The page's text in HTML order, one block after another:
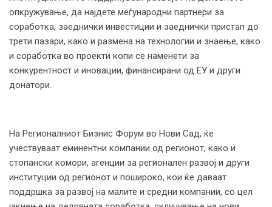
опкружување, да најдете меѓународни партнери за
соработка, заеднички инвестиции и заеднички пристап до
трети пазари, како и размена на технологии и знаење, како
и соработка во проекти копи се наменети за
конкурентност и иновации, финансирани од ЕУ и други
донатори.
На Регионалниот Бизнис Форум во Нови Сад, ќе
учествуваат еминентни компании од регионот, како и
стопански комори, агенции за регионален развој и други
институции од регионот и пошироко, кои ќе даваат
поддршка за развој на малите и средни компании, со цел